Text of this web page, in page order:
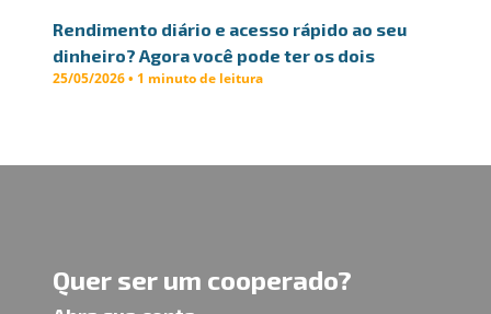
Rendimento diário e acesso rápido ao seu
dinheiro? Agora você pode ter os dois
25/05/2026 • 1 minuto de leitura
Quer ser um cooperado?